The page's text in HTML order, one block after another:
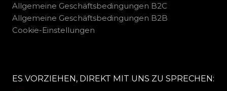
Allgemeine Geschäftsbedingungen B2C
Allgemeine Geschäftsbedingungen B2B
Cookie-Einstellungen
ES VORZIEHEN, DIREKT MIT UNS ZU SPRECHEN: